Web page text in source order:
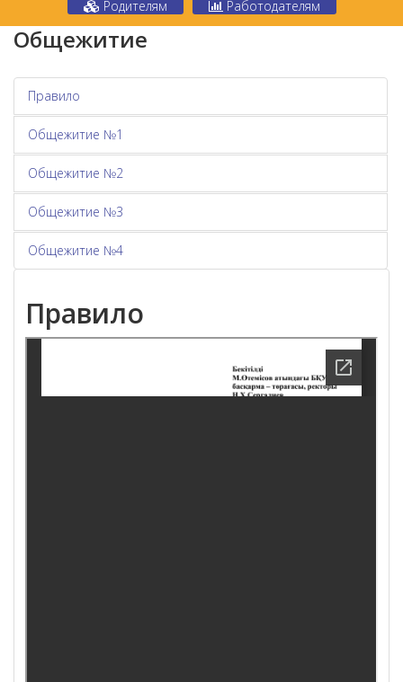
Родителям
Работодателям
Общежитие
Правило
Общежитие №1
Общежитие №2
Общежитие №3
Общежитие №4
Правило